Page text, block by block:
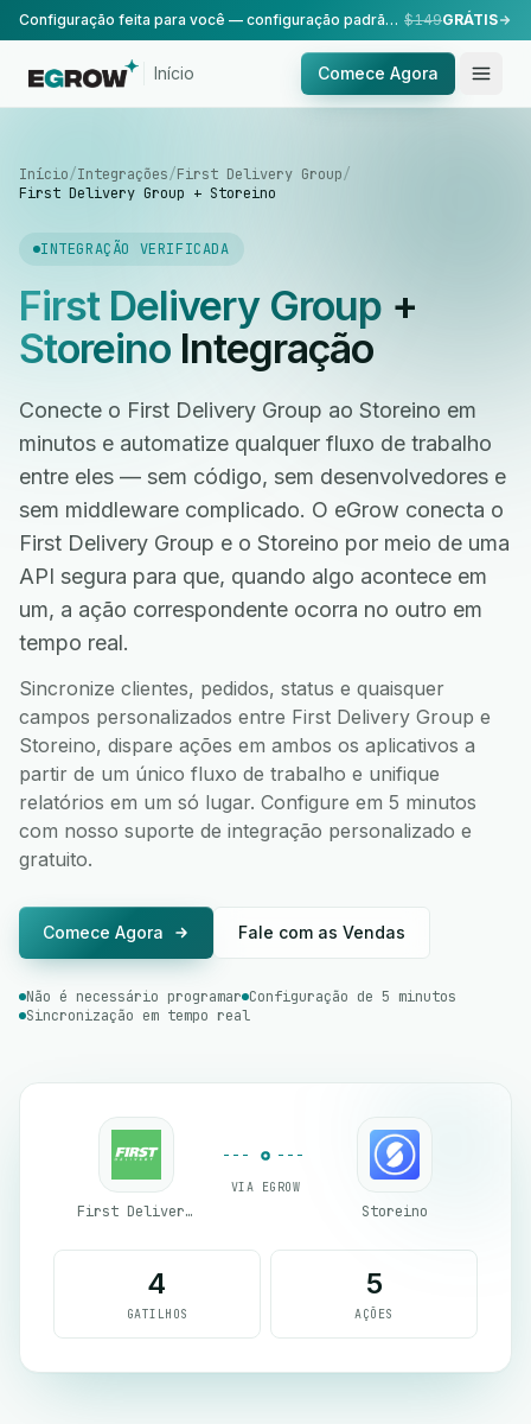
Configuração feita para você — configuração padrão, realizada pela nossa equipe. $149GRÁTIS
Início Comece Agora
Início/Integrações/First Delivery Group/
First Delivery Group + Storeino
INTEGRAÇÃO VERIFICADA
First Delivery Group+
StoreinoIntegração
Conecte o First Delivery Group ao Storeino em
minutos e automatize qualquer fluxo de trabalho
entre eles — sem código, sem desenvolvedores e
sem middleware complicado. O eGrow conecta o
First Delivery Group e o Storeino por meio de uma
API segura para que, quando algo acontece em
um, a ação correspondente ocorra no outro em
tempo real.
Sincronize clientes, pedidos, status e quaisquer
campos personalizados entre First Delivery Group e
Storeino, dispare ações em ambos os aplicativos a
partir de um único fluxo de trabalho e unifique
relatórios em um só lugar. Configure em 5 minutos
com nosso suporte de integração personalizado e
gratuito.
Comece Agora Fale com as Vendas
Não é necessário programar Configuração de 5 minutos
Sincronização em tempo real
First Delivery Group
VIA EGROW
Storeino
4
GATILHOS
5
AÇÕES